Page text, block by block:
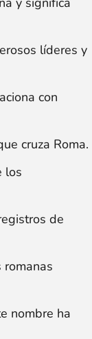
líderes y
con
cruza Roma.
los
de
nombre ha